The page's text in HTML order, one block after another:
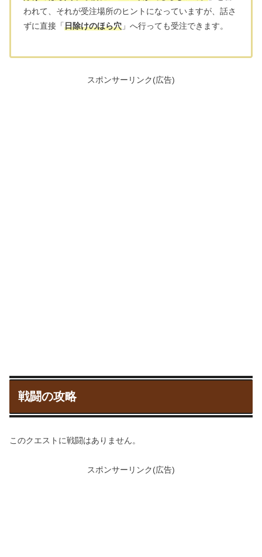
われて、それが受注場所のヒントになっていますが、話さ
ずに直接「日除けのほら穴 」へ行っても受注できます。
スポンサーリンク(広告)
戦闘の攻略
このクエストに戦闘はありません。
スポンサーリンク(広告)